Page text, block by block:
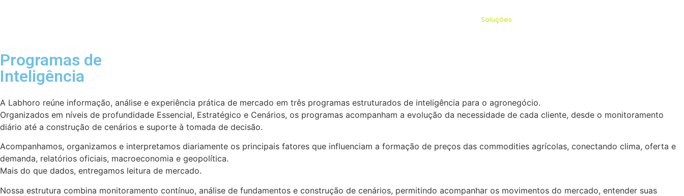
Soluções
Programas de
Inteligência
A Labhoro reúne informação, análise e experiência prática de mercado em três programas estruturados de inteligência para o agronegócio.
Organizados em níveis de profundidade Essencial, Estratégico e Cenários, os programas acompanham a evolução da necessidade de cada cliente, desde o monitoramento
diário até a construção de cenários e suporte à tomada de decisão.
Acompanhamos, organizamos e interpretamos diariamente os principais fatores que influenciam a formação de preços das commodities agrícolas, conectando clima, oferta e
demanda, relatórios oficiais, macroeconomia e geopolítica.
Mais do que dados, entregamos leitura de mercado.
Nossa estrutura combina monitoramento contínuo, análise de fundamentos e construção de cenários, permitindo acompanhar os movimentos do mercado, entender suas